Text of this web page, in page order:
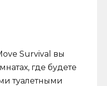
Survival вы
где будете
туалетными